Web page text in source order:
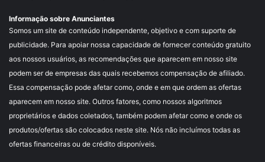
Informação sobre Anunciantes
Somos um site de conteúdo independente, objetivo e com suporte de
publicidade. Para apoiar nossa capacidade de fornecer conteúdo gratuito
aos nossos usuários, as recomendações que aparecem em nosso site
podem ser de empresas das quais recebemos compensação de afiliado.
Essa compensação pode afetar como, onde e em que ordem as ofertas
aparecem em nosso site. Outros fatores, como nossos algoritmos
proprietários e dados coletados, também podem afetar como e onde os
produtos/ofertas são colocados neste site. Nós não incluímos todas as
ofertas financeiras ou de crédito disponíveis.